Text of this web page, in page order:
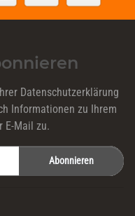
Datenschutzerklärung
Informationen zu Ihrem
E-Mail zu.
Abonnieren